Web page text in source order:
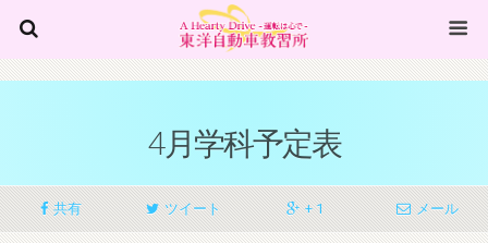
4月学科予定表
共有 ツイート + 1 メール